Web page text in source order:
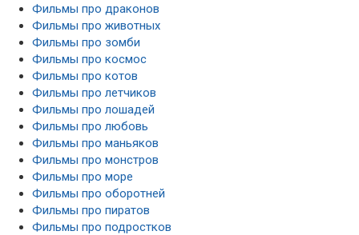
Фильмы про драконов
Фильмы про животных
Фильмы про зомби
Фильмы про космос
Фильмы про котов
Фильмы про летчиков
Фильмы про лошадей
Фильмы про любовь
Фильмы про маньяков
Фильмы про монстров
Фильмы про море
Фильмы про оборотней
Фильмы про пиратов
Фильмы про подростков